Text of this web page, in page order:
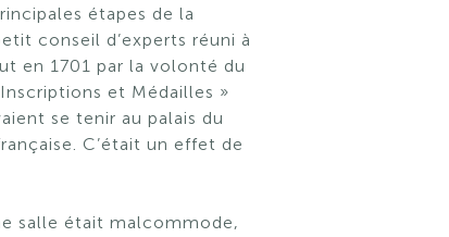
étapes de la
conseil d’experts réuni à
en 1701 par la volonté du
et Médailles »
se tenir au palais du
C’était un effet de
salle était malcommode,